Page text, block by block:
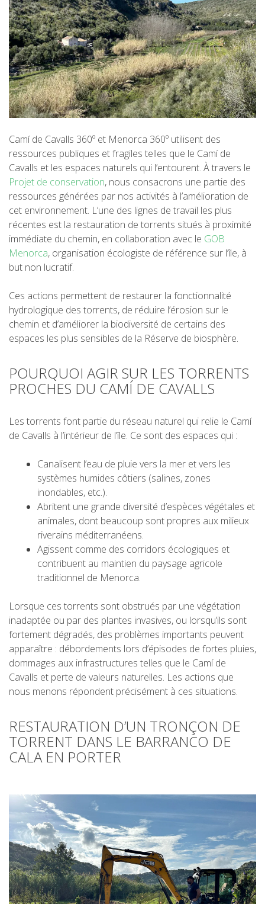
6 ÉTAPES
VTT
6 ÉTAPES
5 ÉTAPES
4 ÉTAPES
3 ÉTAPES
TRAIL RUNNING
7 ÉTAPES
5 ÉTAPES
4 ÉTAPES
NON-STOP
NORMES ET CRITÈRES DE VALIDATION
CLASSEMENT
SERVICE D’ASSISTANCE
ENVOYER UNE TENTATIVE
PRIX
HÉBERGEMENT
RÈGLEMENT
QUI SOMMES-NOUS
Camí de Cavalls 360º et Menorca 360º utilisent des
ressources publiques et fragiles telles que le Camí de
Cavalls et les espaces naturels qui l’entourent. À travers le
Projet de conservation, nous consacrons une partie des
ressources générées par nos activités à l’amélioration de
cet environnement. L’une des lignes de travail les plus
récentes est la restauration de torrents situés à proximité
immédiate du chemin, en collaboration avec le GOB
Menorca, organisation écologiste de référence sur l’île, à
but non lucratif.
Ces actions permettent de restaurer la fonctionnalité
hydrologique des torrents, de réduire l’érosion sur le
chemin et d’améliorer la biodiversité de certains des
espaces les plus sensibles de la Réserve de biosphère.
POURQUOI AGIR SUR LES TORRENTS
PROCHES DU CAMÍ DE CAVALLS
Les torrents font partie du réseau naturel qui relie le Camí
de Cavalls à l’intérieur de l’île. Ce sont des espaces qui :
Canalisent l’eau de pluie vers la mer et vers les
systèmes humides côtiers (salines, zones
inondables, etc.).
Abritent une grande diversité d’espèces végétales et
animales, dont beaucoup sont propres aux milieux
riverains méditerranéens.
Agissent comme des corridors écologiques et
contribuent au maintien du paysage agricole
traditionnel de Menorca.
Lorsque ces torrents sont obstrués par une végétation
inadaptée ou par des plantes invasives, ou lorsqu’ils sont
fortement dégradés, des problèmes importants peuvent
apparaître : débordements lors d’épisodes de fortes pluies,
dommages aux infrastructures telles que le Camí de
Cavalls et perte de valeurs naturelles. Les actions que
nous menons répondent précisément à ces situations.
RESTAURATION D’UN TRONÇON DE
TORRENT DANS LE BARRANCO DE
CALA EN PORTER